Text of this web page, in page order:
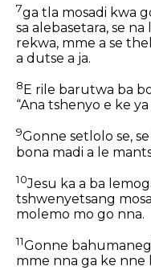
7ga tla mosadi kwa
sa alebasetara, se
rekwa, mme a se
a dutse a ja.
8 E rile barutwa ba
“Ana tshenyo e ke
9Gonne setlolo se,
bona madi a le
10Jesu ka a ba
tshwenyetsang
molemo mo go nna.
11Gonne
mme nna ga ke